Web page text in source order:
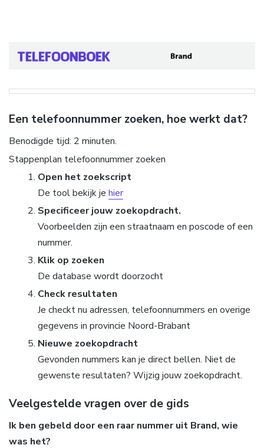
Een telefoonnummer zoeken, hoe werkt dat?
Benodigde tijd: 2 minuten.
Stappenplan telefoonnummer zoeken
Open het zoekscript
De tool bekijk je hier
Specificeer jouw zoekopdracht.
Voorbeelden zijn een straatnaam en poscode of een
nummer.
Klik op zoeken
De database wordt doorzocht
Check resultaten
Je checkt nu adressen, telefoonnummers en overige
gegevens in provincie Noord-Brabant
Nieuwe zoekopdracht
Gevonden nummers kan je direct bellen. Niet de
gewenste resultaten? Wijzig jouw zoekopdracht.
Veelgestelde vragen over de gids
Ik ben gebeld door een raar nummer uit Brand, wie
was het?